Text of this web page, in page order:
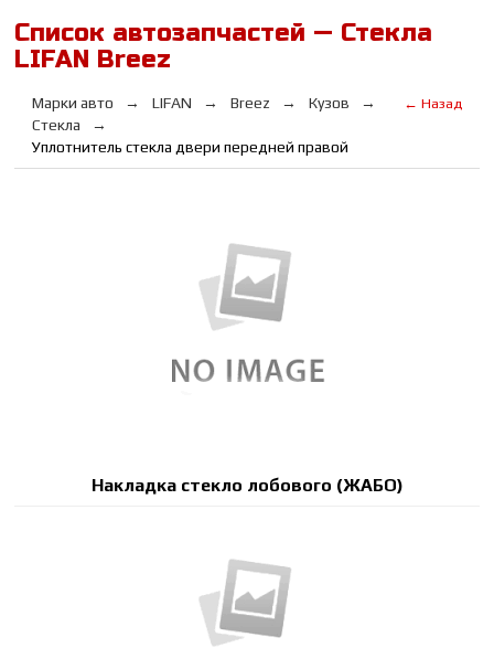
Список автозапчастей — Стекла
LIFAN Breez
Марки авто LIFAN Breez
Кузов
Стекла
Уплотнитель стекла двери передней правой
← Назад
Накладка стекло лобового (ЖАБО)